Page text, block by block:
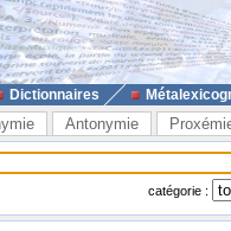
Dictionnaires
Antonymie
catégorie :